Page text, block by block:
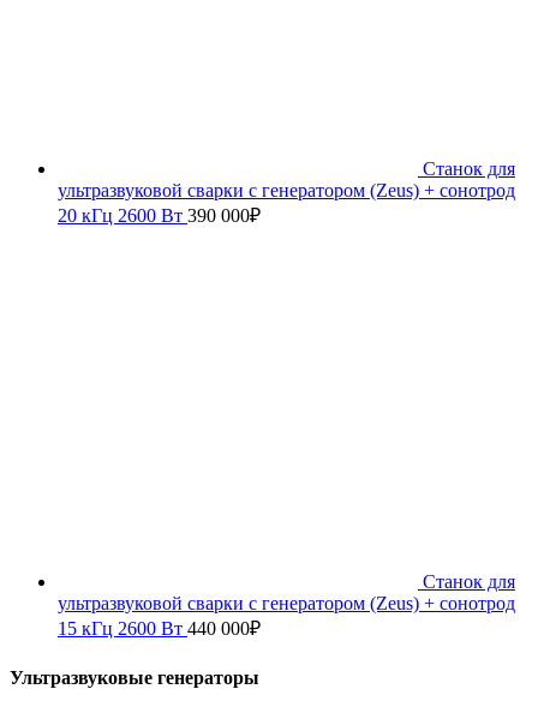
Станок для
ультразвуковой сварки с генератором (Zeus) + сонотрод
20 кГц 2600 Вт 390 000₽
Станок для
ультразвуковой сварки с генератором (Zeus) + сонотрод
15 кГц 2600 Вт 440 000₽
Ультразвуковые генераторы